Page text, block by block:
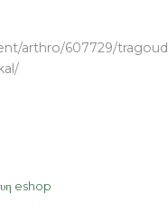
arthro/607729/
eshop